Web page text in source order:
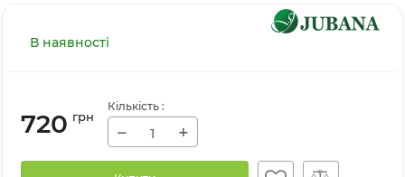
В наявності
720 грн
Кількість :
− +